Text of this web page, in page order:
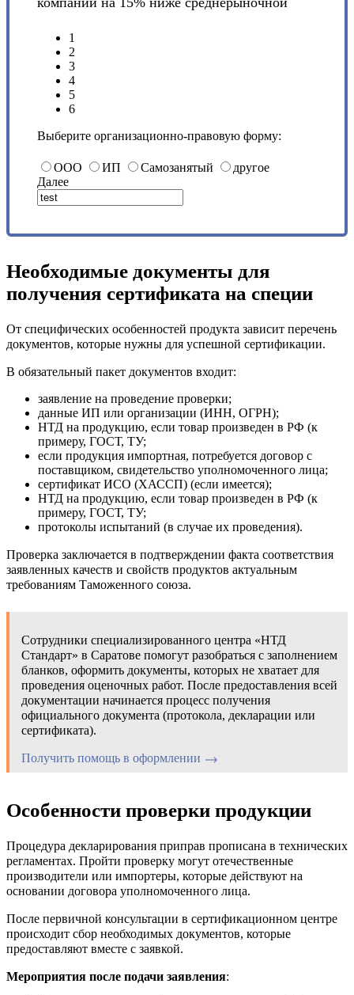
1
2
3
4
5
6
Выберите организационно-правовую форму:
ООО ИП Самозанятый
другое
Далее
Необходимые документы для
получения сертификата на специи
От специфических особенностей продукта зависит перечень
документов, которые нужны для успешной сертификации.
В обязательный пакет документов входит:
заявление на проведение проверки;
данные ИП или организации (ИНН, ОГРН);
НТД на продукцию, если товар произведен в РФ (к
примеру, ГОСТ, ТУ;
если продукция импортная, потребуется договор с
поставщиком, свидетельство уполномоченного лица;
сертификат ИСО (ХАССП) (если имеется);
НТД на продукцию, если товар произведен в РФ (к
примеру, ГОСТ, ТУ;
протоколы испытаний (в случае их проведения).
Проверка заключается в подтверждении факта соответствия
заявленных качеств и свойств продуктов актуальным
требованиям Таможенного союза.
Сотрудники специализированного центра «НТД
Стандарт» в Саратове помогут разобраться с заполнением
бланков, оформить документы, которых не хватает для
проведения оценочных работ. После предоставления всей
документации начинается процесс получения
официального документа (протокола, декларации или
сертификата).
Получить помощь в оформлении
Особенности проверки продукции
Процедура декларирования приправ прописана в технических
регламентах. Пройти проверку могут отечественные
производители или импортеры, которые действуют на
основании договора уполномоченного лица.
После первичной консультации в сертификационном центре
происходит сбор необходимых документов, которые
предоставляют вместе с заявкой.
Мероприятия после подачи заявления: